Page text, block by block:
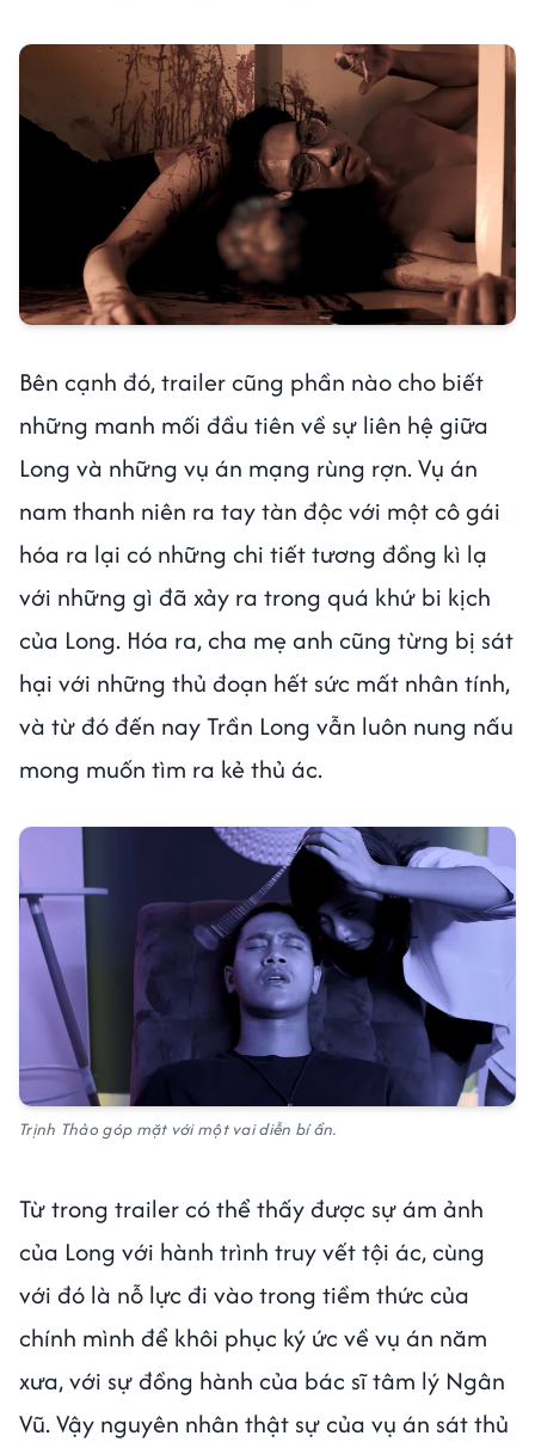
Bên cạnh đó, trailer cũng phần nào cho biết
những manh mối đầu tiên về sự liên hệ giữa
Long và những vụ án mạng rùng rợn. Vụ án
nam thanh niên ra tay tàn độc với một cô gái
hóa ra lại có những chi tiết tương đồng kì lạ
với những gì đã xảy ra trong quá khứ bi kịch
của Long. Hóa ra, cha mẹ anh cũng từng bị sát
hại với những thủ đoạn hết sức mất nhân tính,
và từ đó đến nay Trần Long vẫn luôn nung nấu
mong muốn tìm ra kẻ thủ ác.
Trịnh Thảo góp mặt với một vai diễn bí ẩn.
Từ trong trailer có thể thấy được sự ám ảnh
của Long với hành trình truy vết tội ác, cùng
với đó là nỗ lực đi vào trong tiềm thức của
chính mình để khôi phục ký ức về vụ án năm
xưa, với sự đồng hành của bác sĩ tâm lý Ngân
Vũ. Vậy nguyên nhân thật sự của vụ án sát thủ